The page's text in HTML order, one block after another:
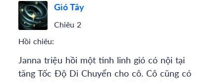
Gió Tây
Chiêu 2
Hồi chiêu:
Janna triệu hồi một tinh linh gió có nội tại
tăng Tốc Độ Di Chuyển cho cô. Cô cũng có